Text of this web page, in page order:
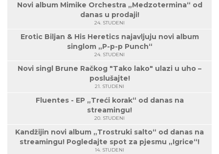
Novi album Mimike Orchestra „Medzotermina“ od
danas u prodaji!
24. STUDENI
Erotic Biljan & His Heretics najavljuju novi album
singlom „P-p-p Punch“
24. STUDENI
Novi singl Brune Račkog "Tako lako" ulazi u uho –
poslušajte!
21. STUDENI
Fluentes - EP „Treći korak“ od danas na
streamingu!
20. STUDENI
Kandžijin novi album „Trostruki salto“ od danas na
streamingu! Pogledajte spot za pjesmu „Igrice“!
14. STUDENI